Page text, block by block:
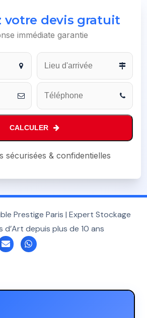
votre devis gratuit
immédiate garantie
CALCULER
sécurisées & confidentielles
Prestige Paris | Expert Stockage
d’Art depuis plus de 10 ans